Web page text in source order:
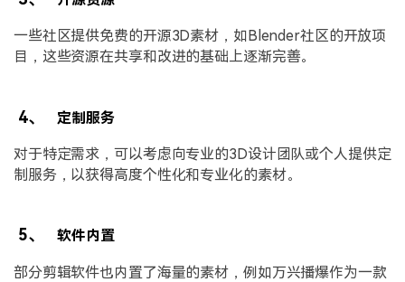
一些社区提供免费的开源3D素材，如Blender社区的开放项
目，这些资源在共享和改进的基础上逐渐完善。
4、 定制服务
对于特定需求，可以考虑向专业的3D设计团队或个人提供定
制服务，以获得高度个性化和专业化的素材。
5、 软件内置
部分剪辑软件也内置了海量的素材，例如万兴播爆作为一款